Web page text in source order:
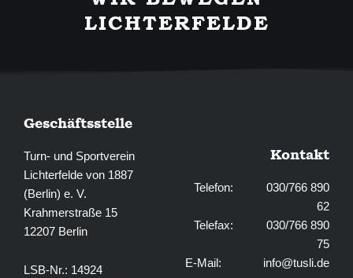
o
k
-
r
a
m
LICHTERFELDE
Geschäftsstelle
Turn- und Sportverein
Lichterfelde von 1887
(Berlin) e. V.
Krahmerstraße 15
12207 Berlin
LSB-Nr.: 14924
Kontakt
Telefon: 030/766 890
62
Telefax: 030/766 890
75
E-Mail: info@tusli.de